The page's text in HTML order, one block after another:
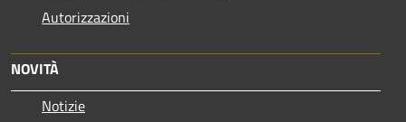
Autorizzazioni
NOVITÀ
Notizie